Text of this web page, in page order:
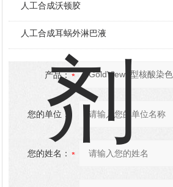
人工合成沃顿胶
人工合成耳蜗外淋巴液
产品：
您的单位：
您的姓名：